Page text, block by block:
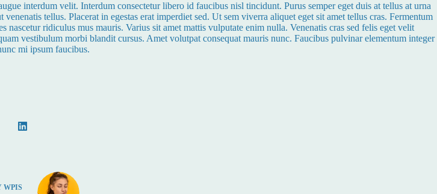
interdum velit. Interdum consectetur libero id faucibus nisl tincidunt. Purus semper eget duis at tellus at urna
tellus. Placerat in egestas erat imperdiet sed. Ut sem viverra aliquet eget sit amet tellus cras. Fermentum
ridiculus mus mauris. Varius sit amet mattis vulputate enim nulla. Venenatis cras sed felis eget velit
vestibulum morbi blandit cursus. Amet volutpat consequat mauris nunc. Faucibus pulvinar elementum integer
mi ipsum faucibus.
WPIS